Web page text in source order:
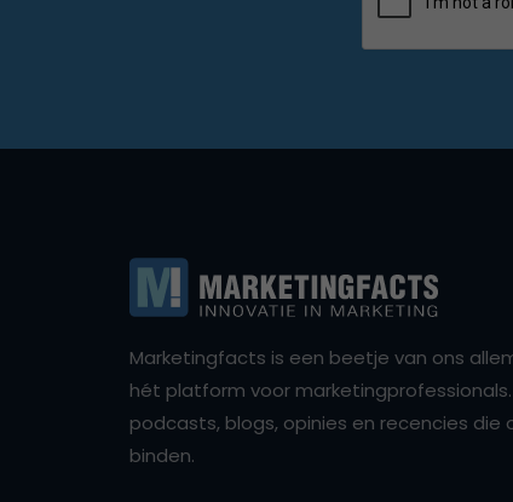
Marketingfacts is een beetje van ons
hét platform voor
podcasts, blogs, opinies en recencies
binden.